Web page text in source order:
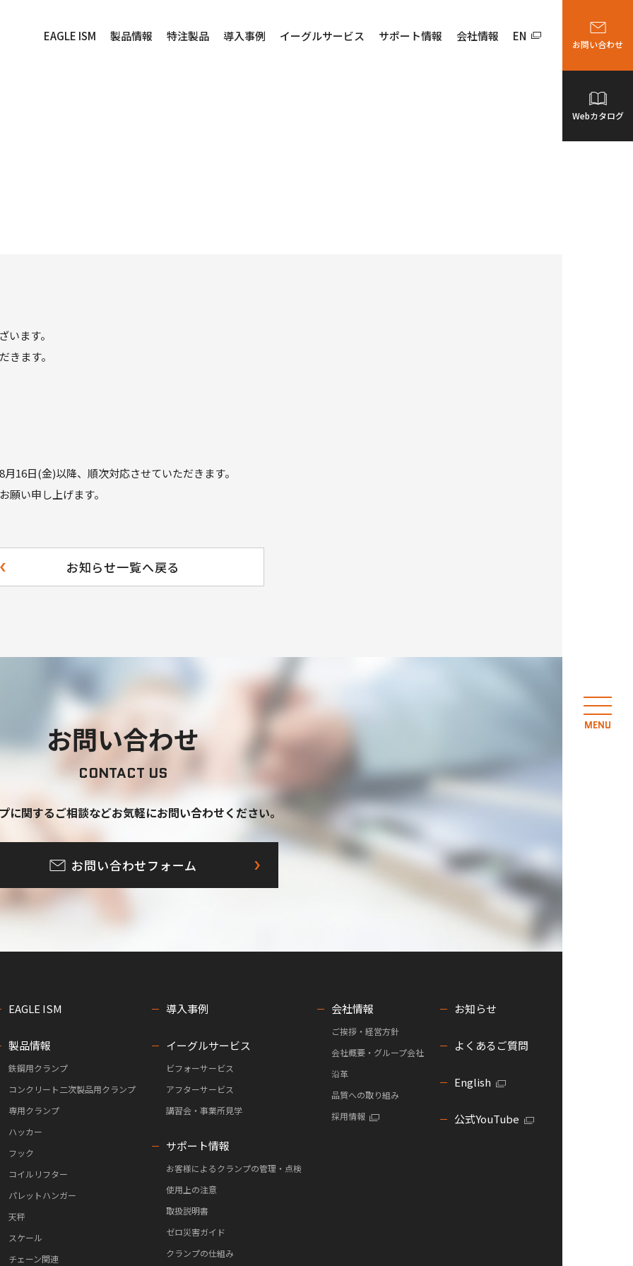
EAGLE ISM 製品情報 特注製品 導入事例 イーグルサービス サポート情報 会社情報 EN
お問い合わせ
Webカタログ
ます。
きます。
16日(金)以降、順次対応させていただきます。
願い申し上げます。
お知らせ一覧へ戻る
お問い合わせ
CONTACT US
に関するご相談などお気軽にお問い合わせください。
お問い合わせフォーム
EAGLE ISM
製品情報
鉄鋼用クランプ
コンクリート二次製品用クランプ
専用クランプ
ハッカー
フック
コイルリフター
パレットハンガー
天秤
スケール
チェーン関連
導入事例
イーグルサービス
ビフォーサービス
アフターサービス
講習会・事業所見学
サポート情報
お客様によるクランプの管理・点検
使用上の注意
取扱説明書
ゼロ災害ガイド
クランプの仕組み
会社情報
ご挨拶・経営方針
会社概要・グループ会社
沿革
品質への取り組み
採用情報
お知らせ
よくあるご質問
English
公式YouTube